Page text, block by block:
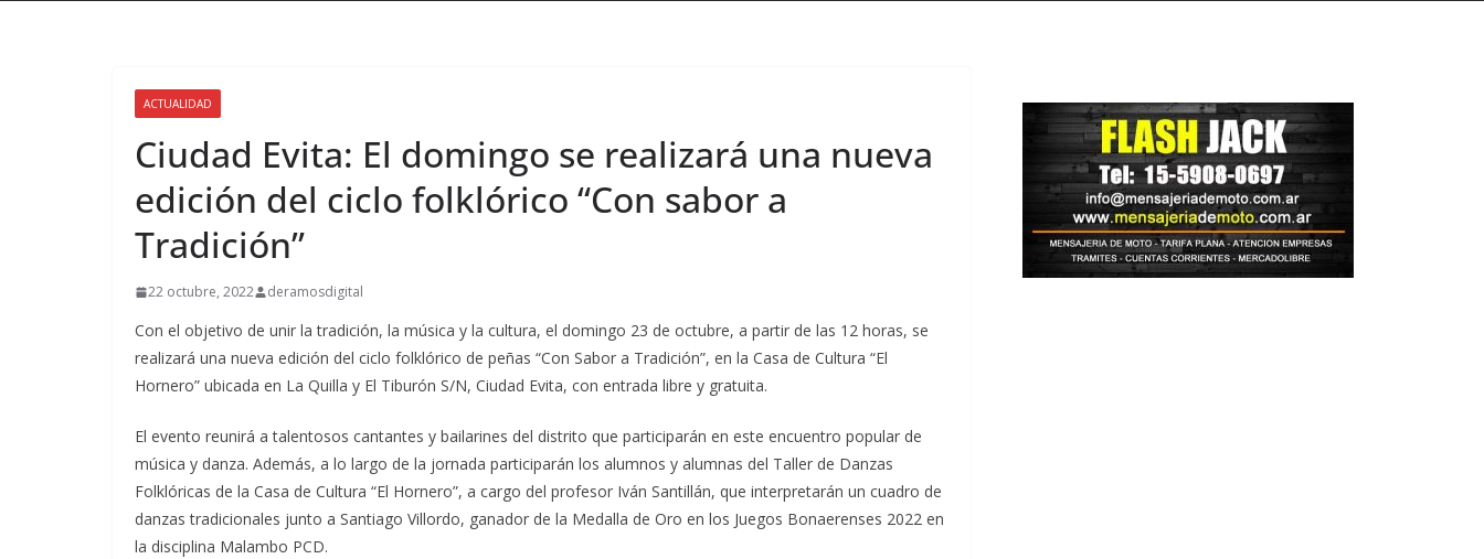
ACTUALIDAD
Ciudad Evita: El domingo se realizará una nueva
edición del ciclo folklórico “Con sabor a
Tradición”
22 octubre, 2022 deramosdigital
Con el objetivo de unir la tradición, la música y la cultura, el domingo 23 de octubre, a partir de las 12 horas, se
realizará una nueva edición del ciclo folklórico de peñas “Con Sabor a Tradición”, en la Casa de Cultura “El
Hornero” ubicada en La Quilla y El Tiburón S/N, Ciudad Evita, con entrada libre y gratuita.
El evento reunirá a talentosos cantantes y bailarines del distrito que participarán en este encuentro popular de
música y danza. Además, a lo largo de la jornada participarán los alumnos y alumnas del Taller de Danzas
Folklóricas de la Casa de Cultura “El Hornero”, a cargo del profesor Iván Santillán, que interpretarán un cuadro de
danzas tradicionales junto a Santiago Villordo, ganador de la Medalla de Oro en los Juegos Bonaerenses 2022 en
la disciplina Malambo PCD.